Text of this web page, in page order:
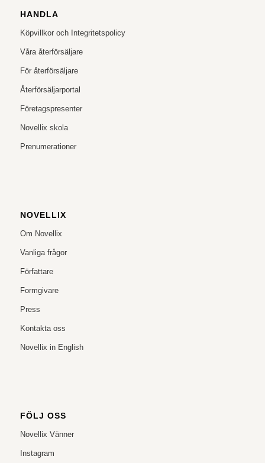
HANDLA
Köpvillkor och Integritetspolicy
Våra återförsäljare
För återförsäljare
Återförsäljarportal
Företagspresenter
Novellix skola
Prenumerationer
NOVELLIX
Om Novellix
Vanliga frågor
Författare
Formgivare
Press
Kontakta oss
Novellix in English
FÖLJ OSS
Novellix Vänner
Instagram